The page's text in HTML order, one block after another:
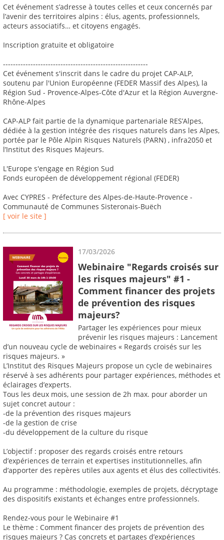
Cet événement s’adresse à toutes celles et ceux concernés par
l’avenir des territoires alpins : élus, agents, professionnels,
acteurs associatifs… et citoyens engagés.
Inscription gratuite et obligatoire
----------------------------------------------------------
Cet événement s'inscrit dans le cadre du projet CAP-ALP,
soutenu par l'Union Européenne (FEDER Massif des Alpes), la
Région Sud - Provence-Alpes-Côte d'Azur et la Région Auvergne-
Rhône-Alpes
CAP-ALP fait partie de la dynamique partenariale RES’Alpes,
dédiée à la gestion intégrée des risques naturels dans les Alpes,
portée par le Pôle Alpin Risques Naturels (PARN) , infra2050 et
l’Institut des Risques Majeurs.
L'Europe s'engage en Région Sud
Fonds européen de développement régional (FEDER)
Avec CYPRES - Préfecture des Alpes-de-Haute-Provence -
Communauté de Communes Sisteronais-Buëch
[ voir le site ]
17/03/2026
Webinaire "Regards croisés sur
les risques majeurs" #1 -
Comment financer des projets
de prévention des risques
majeurs?
Partager les expériences pour mieux
prévenir les risques majeurs : Lancement
d’un nouveau cycle de webinaires « Regards croisés sur les
risques majeurs. »
L’Institut des Risques Majeurs propose un cycle de webinaires
réservé à ses adhérents pour partager expériences, méthodes et
éclairages d’experts.
Tous les deux mois, une session de 2h max. pour aborder un
sujet concret autour :
-de la prévention des risques majeurs
-de la gestion de crise
-du développement de la culture du risque
L’objectif : proposer des regards croisés entre retours
d’expériences de terrain et expertises institutionnelles, afin
d’apporter des repères utiles aux agents et élus des collectivités.
Au programme : méthodologie, exemples de projets, décryptage
des dispositifs existants et échanges entre professionnels.
Rendez-vous pour le Webinaire #1
Le thème : Comment financer des projets de prévention des
risques majeurs ? Cas concrets et partages d’expériences